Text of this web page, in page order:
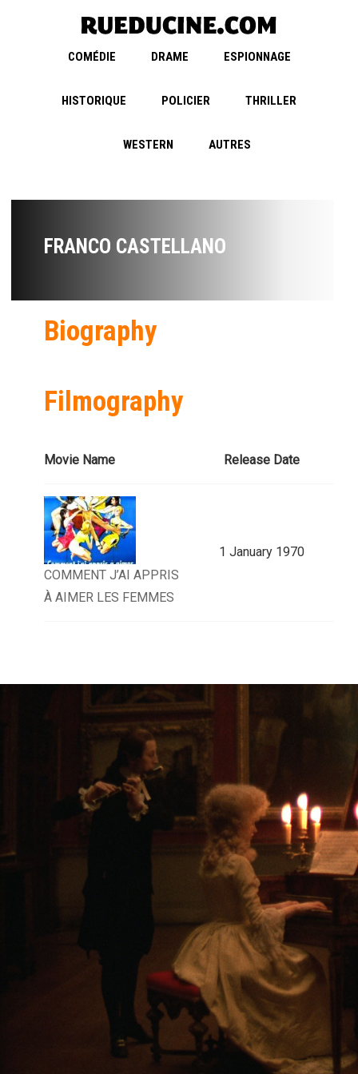
COMÉDIE DRAME ESPIONNAGE
HISTORIQUE POLICIER THRILLER
WESTERN AUTRES
FRANCO CASTELLANO
Biography
Filmography
Movie Name Release Date
COMMENT J’AI APPRIS
À AIMER LES FEMMES
1 January 1970